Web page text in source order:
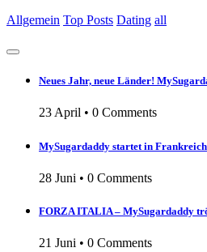
Allgemein Top Posts Dating all
Neues Jahr, neue Länder!
23 April • 0 Comments
MySugardaddy startet in Frankreich
28 Juni • 0 Comments
FORZA ITALIA – MySugardaddy
21 Juni • 0 Comments